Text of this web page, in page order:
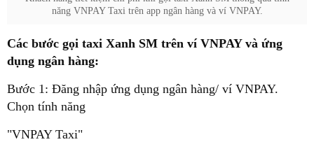
năng VNPAY Taxi trên app ngân hàng và ví VNPAY.
Các bước gọi taxi Xanh SM trên ví VNPAY và ứng
dụng ngân hàng:
Bước 1: Đăng nhập ứng dụng ngân hàng/ ví VNPAY.
Chọn tính năng
"VNPAY Taxi"